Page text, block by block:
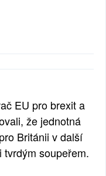
EU pro brexit a
že jednotná
Británii v další
soupeřem.